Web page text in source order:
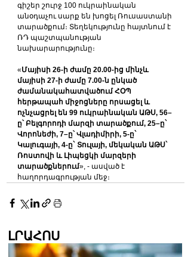
գիշեր շուրջ 100 ուկրաինական
անօդաչու սարք են խոցել Ռուսաստանի
տարածքում։ Տեղեկությունը հայտնում է
ՌԴ պաշտպանության
նախարարությունը։
«Մայիսի 26-ի ժամը 20.00-ից մինչև
մայիսի 27-ի ժամը 7.00-ն ընկած
ժամանակահատվածում ՀՕՊ
հերթապահ միջոցները որսացել և
ոչնչացրել են 99 ուկրաինական ԱԹՍ, 56–
ը՝ Բելգորոդի մարզի տարածքում, 25–ը`
Վորոնեժի, 7–ը՝ Վլադիմիրի, 5-ը`
Կալուգայի, 4-ը` Տուլայի, մեկական ԱԹՍ`
Ռոստովի և Լիպեցկի մարզերի
տարածքներում», - ասված է
հաղորդագրության մեջ։
ԼՐԱՀՈՍ